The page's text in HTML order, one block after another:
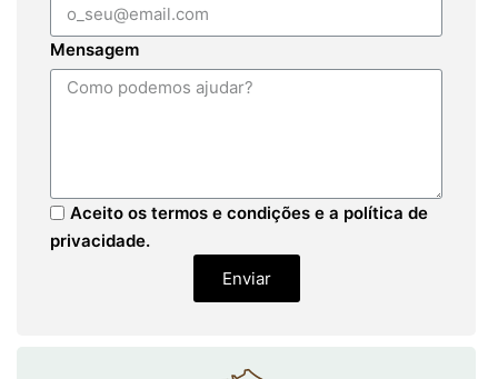
Mensagem
Aceito os termos e condições e a política de
privacidade.
Enviar